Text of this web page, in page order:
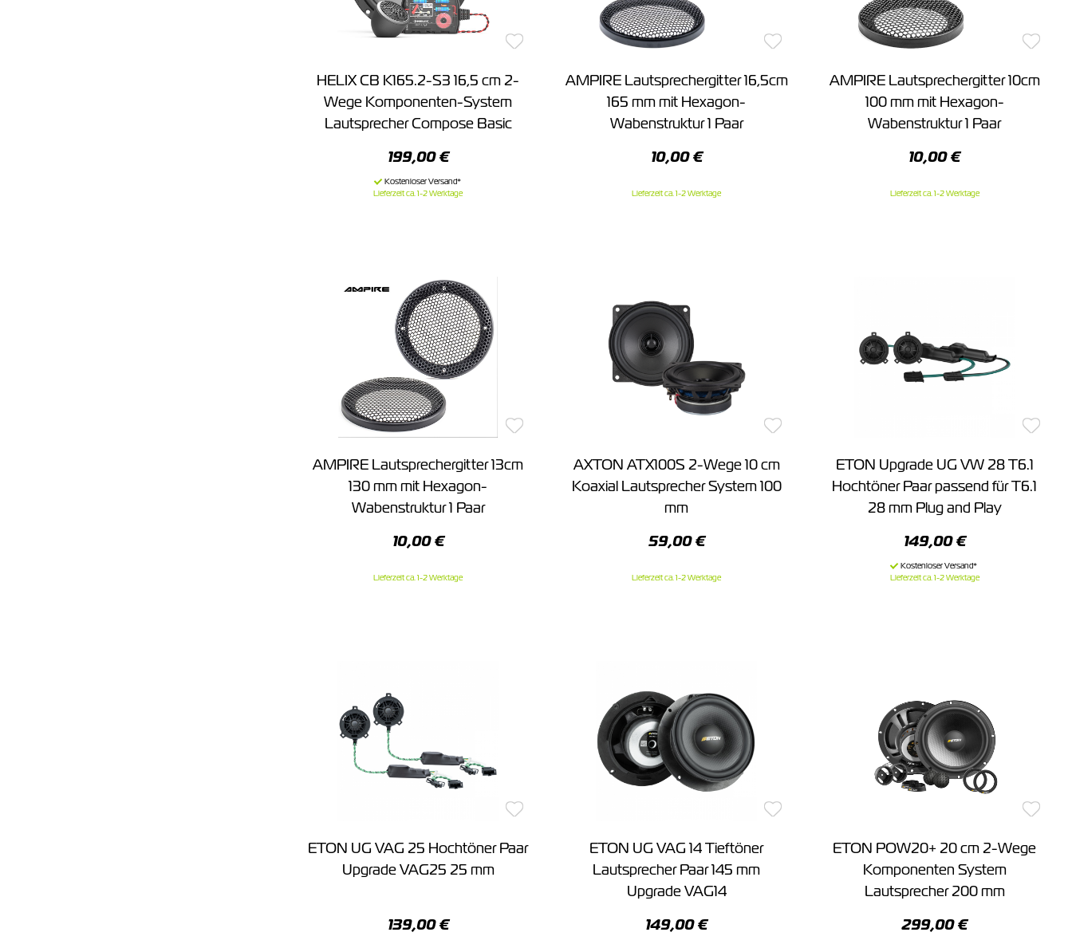
HELIX CB K165.2-S3 16,5 cm 2-
Wege Komponenten-System
Lautsprecher Compose Basic
199,00 €
Lieferzeit ca. 1-2 Werktage
AMPIRE Lautsprechergitter 16,5cm
165 mm mit Hexagon-
Wabenstruktur 1 Paar
10,00 €
Lieferzeit ca. 1-2 Werktage
AMPIRE Lautsprechergitter 10cm
100 mm mit Hexagon-
Wabenstruktur 1 Paar
10,00 €
Lieferzeit ca. 1-2 Werktage
AMPIRE Lautsprechergitter 13cm
130 mm mit Hexagon-
Wabenstruktur 1 Paar
10,00 €
Lieferzeit ca. 1-2 Werktage
AXTON ATX100S 2-Wege 10 cm
Koaxial Lautsprecher System 100
mm
59,00 €
Lieferzeit ca. 1-2 Werktage
ETON Upgrade UG VW 28 T6.1
Hochtöner Paar passend für T6.1
28 mm Plug and Play
149,00 €
Lieferzeit ca. 1-2 Werktage
ETON UG VAG 25 Hochtöner Paar
Upgrade VAG25 25 mm
139,00 €
ETON UG VAG 14 Tieftöner
Lautsprecher Paar 145 mm
Upgrade VAG14
149,00 €
ETON POW20+ 20 cm 2-Wege
Komponenten System
Lautsprecher 200 mm
299,00 €